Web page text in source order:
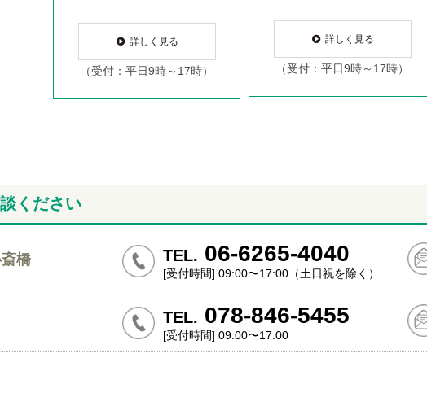
詳しく見る
（受付：平日9時～17時）
詳しく見る
（受付：平日9時～17時）
ください
橋 TEL. 06-6265-4040
[受付時間] 09:00〜17:00（土日祝を除く）
TEL. 078-846-5455
[受付時間] 09:00〜17:00